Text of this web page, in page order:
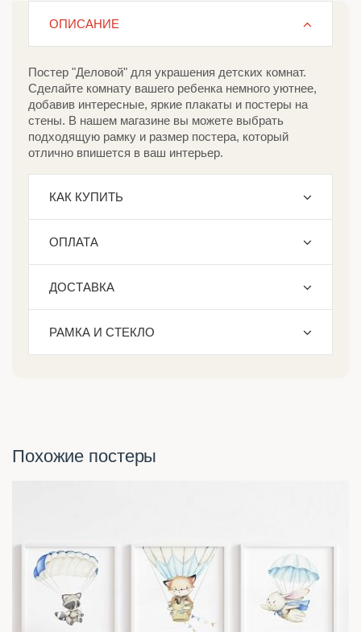
ОПИСАНИЕ
Постер "Деловой" для украшения детских комнат.
Сделайте комнату вашего ребенка немного уютнее,
добавив интересные, яркие плакаты и постеры на
стены. В нашем магазине вы можете выбрать
подходящую рамку и размер постера, который
отлично впишется в ваш интерьер.
КАК КУПИТЬ
ОПЛАТА
ДОСТАВКА
РАМКА И СТЕКЛО
Похожие постеры